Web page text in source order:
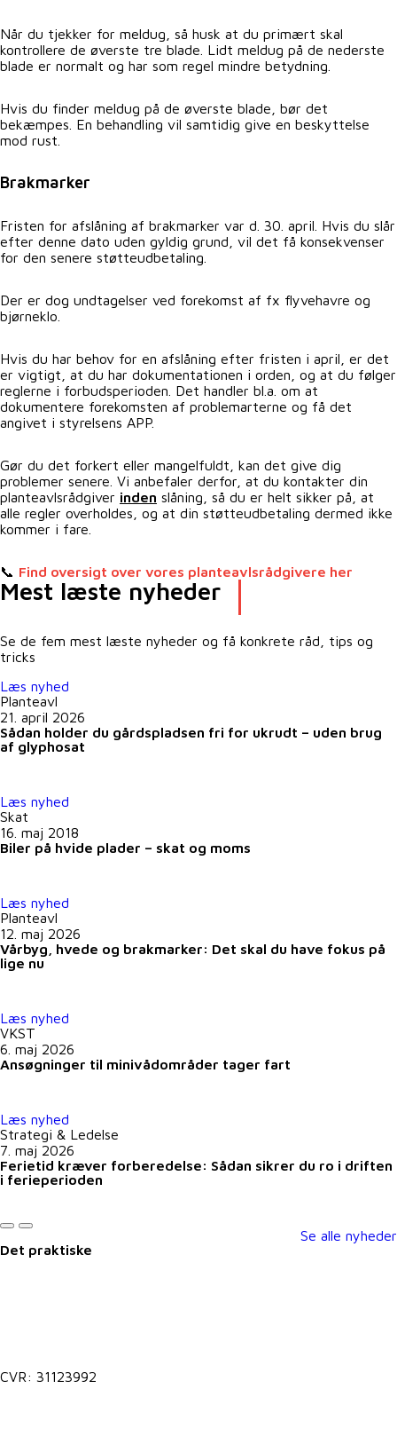
Når du tjekker for meldug, så husk at du primært skal
kontrollere de øverste tre blade. Lidt meldug på de nederste
blade er normalt og har som regel mindre betydning.
Hvis du finder meldug på de øverste blade, bør det
bekæmpes. En behandling vil samtidig give en beskyttelse
mod rust.
Brakmarker
Fristen for afslåning af brakmarker var d. 30. april. Hvis du slår
efter denne dato uden gyldig grund, vil det få konsekvenser
for den senere støtteudbetaling.
Der er dog undtagelser ved forekomst af fx flyvehavre og
bjørneklo.
Hvis du har behov for en afslåning efter fristen i april, er det
er vigtigt, at du har dokumentationen i orden, og at du følger
reglerne i forbudsperioden. Det handler bl.a. om at
dokumentere forekomsten af problemarterne og få det
angivet i styrelsens APP.
Gør du det forkert eller mangelfuldt, kan det give dig
problemer senere. Vi anbefaler derfor, at du kontakter din
planteavlsrådgiver inden slåning, så du er helt sikker på, at
alle regler overholdes, og at din støtteudbetaling dermed ikke
kommer i fare.
📞 Find oversigt over vores planteavlsrådgivere her
Mest læste nyheder
Se de fem mest læste nyheder og få konkrete råd, tips og
tricks
Læs nyhed
Planteavl
21. april 2026
Sådan holder du gårdspladsen fri for ukrudt – uden brug
af glyphosat
Læs nyhed
Skat
16. maj 2018
Biler på hvide plader – skat og moms
Læs nyhed
Planteavl
12. maj 2026
Vårbyg, hvede og brakmarker: Det skal du have fokus på
lige nu
Læs nyhed
VKST
6. maj 2026
Ansøgninger til minivådområder tager fart
Læs nyhed
Strategi & Ledelse
7. maj 2026
Ferietid kræver forberedelse: Sådan sikrer du ro i driften
i ferieperioden
Se alle nyheder
Det praktiske
CVR: 31123992